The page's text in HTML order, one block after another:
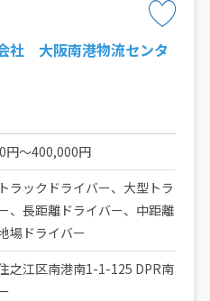
社 大阪南港物流センタ
円〜400,000円
ラックドライバー、大型トラ
、長距離ドライバー、中距離
場ドライバー
之江区南港南1-1-125 DPR南